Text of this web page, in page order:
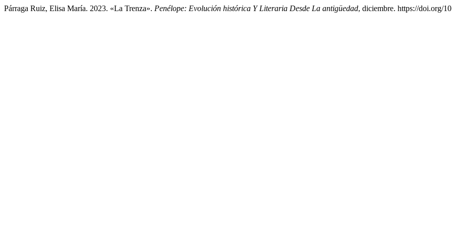
Párraga Ruiz, Elisa María. 2023. «La Trenza». Penélope: Evolución histórica Y Literaria Desde La antigüedad, diciembre. https://doi.org/